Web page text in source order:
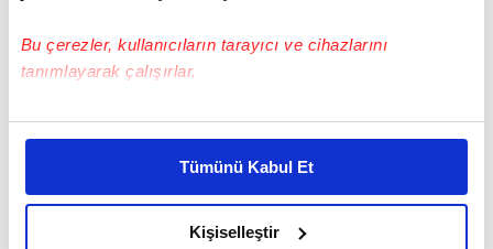
Bu çerezler, kullanıcıların tarayıcı ve cihazlarını
tanımlayarak çalışırlar.
Bu çerezlere izin vermeniz halinde sizlere özel
daha iyi reklam deneyimi yaşatabiliriz. Bunu yaparken
amacımızın size daha iyi bir reklam deneyimi sunmak
olduğunu ve sizlere en iyi içerikleri sunabilmek adına
Tümünü Kabul Et
Kişiselleştir
Almanya'nın Fortuna Düsseldorf takımında
Comolli'nin Alman yetkilerle temas kurduğu,